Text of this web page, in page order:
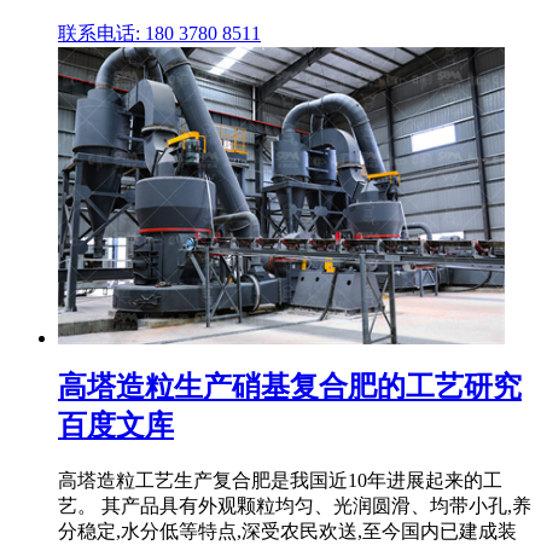
联系电话: 180 3780 8511
高塔造粒生产硝基复合肥的工艺研究
百度文库
高塔造粒工艺生产复合肥是我国近10年进展起来的工
艺。 其产品具有外观颗粒均匀、光润圆滑、均带小孔,养
分稳定,水分低等特点,深受农民欢送,至今国内已建成装